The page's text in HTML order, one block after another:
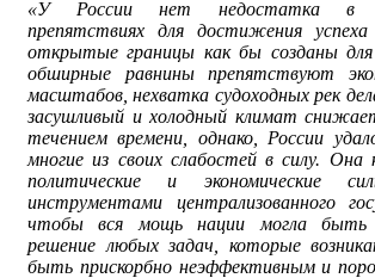
«У России нет недостатка в
препятствиях для достижения
открытые границы как бы созданы
обширные равнины препятствуют
масштабов, нехватка судоходных рек
засушливый и холодный климат
течением времени, однако, России
многие из своих слабостей в силу. Она
политические и экономические
инструментами централизованного
чтобы вся мощь нации могла быть
решение любых задач, которые
быть прискорбно неэффективным и